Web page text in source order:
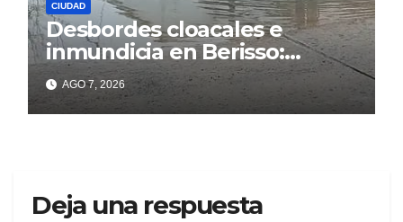
CIUDAD
Desbordes cloacales e
inmundicia en Berisso:
colapso de la red en la calle
14AGO 7, 2026
Deja una respuesta